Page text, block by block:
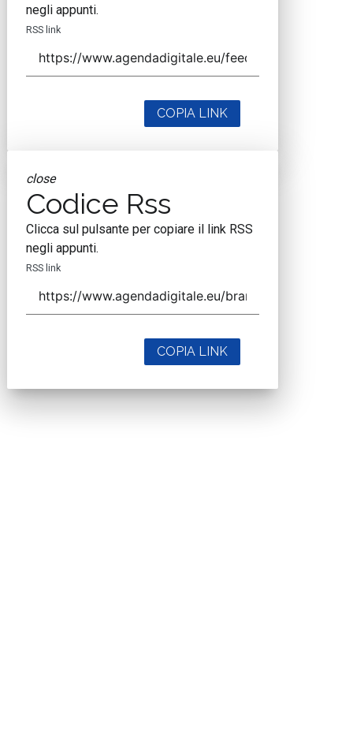
negli appunti.
RSS link
COPIA LINK
close
Codice Rss
Clicca sul pulsante per copiare il link RSS
negli appunti.
RSS link
COPIA LINK